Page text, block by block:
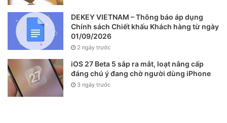
DEKEY VIETNAM – Thông báo áp dụng
Chính sách Chiết khấu Khách hàng từ ngày
01/09/2026
2 ngày trước
iOS 27 Beta 5 sắp ra mắt, loạt nâng cấp
đáng chú ý đang chờ người dùng iPhone
3 ngày trước